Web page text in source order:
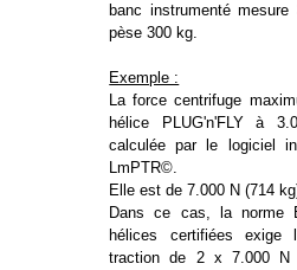
banc instrumenté
pèse 300 kg.
Exemple :
La force centrifuge
hélice PLUG'n'FLY à
calculée par le logiciel
LmPTR©.
Elle est de 7.000 N (714
Dans ce cas, la norme
hélices certifiées exige
traction de 2 x 7.000 N